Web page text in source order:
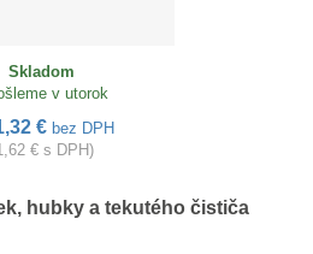
Skladom
v utorok
€ bez DPH
€ s DPH)
hubky a tekutého čističa